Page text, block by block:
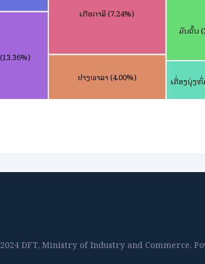
DFT, Ministry of Industry and Commerce.